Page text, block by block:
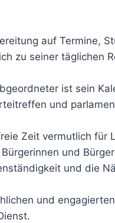
auf Termine,
zu seiner täglichen
ist sein
und
Zeit vermutlich für
und
und die
und